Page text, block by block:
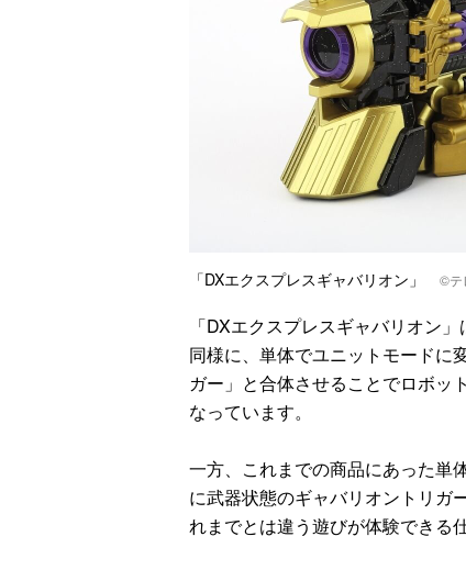
「DXエクスプレスギャバリオン」 ©テ
「DXエクスプレスギャバリオン
同様に、単体でユニットモードに
ガー」と合体させることでロボッ
なっています。
一方、これまでの商品にあった単
に武器状態のギャバリオントリガ
れまでとは違う遊びが体験できる